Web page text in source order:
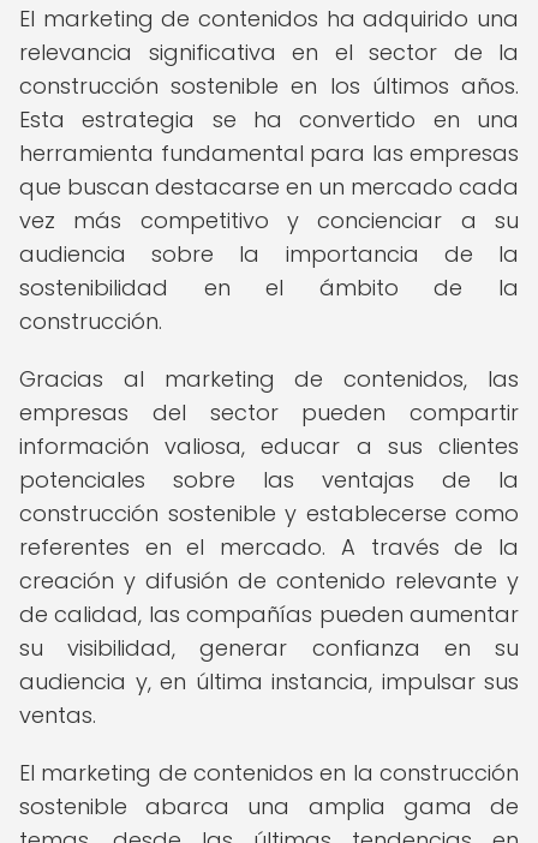
El marketing de contenidos ha adquirido una
relevancia significativa en el sector de la
construcción sostenible en los últimos años.
Esta estrategia se ha convertido en una
herramienta fundamental para las empresas
que buscan destacarse en un mercado cada
vez más competitivo y concienciar a su
audiencia sobre la importancia de la
sostenibilidad en el ámbito de la
construcción.
Gracias al marketing de contenidos, las
empresas del sector pueden compartir
información valiosa, educar a sus clientes
potenciales sobre las ventajas de la
construcción sostenible y establecerse como
referentes en el mercado. A través de la
creación y difusión de contenido relevante y
de calidad, las compañías pueden aumentar
su visibilidad, generar confianza en su
audiencia y, en última instancia, impulsar sus
ventas.
El marketing de contenidos en la construcción
sostenible abarca una amplia gama de